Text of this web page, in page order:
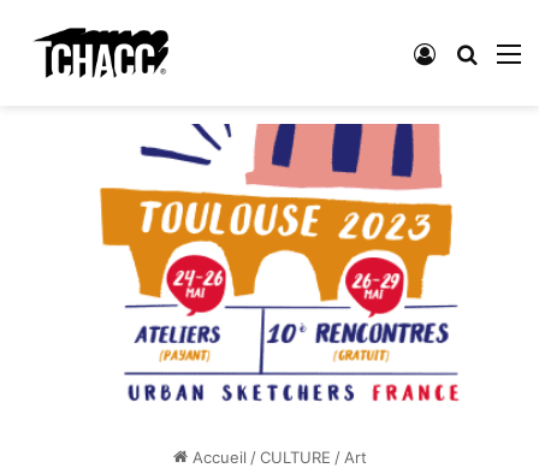
Connexion
Accueil / CULTURE / Art